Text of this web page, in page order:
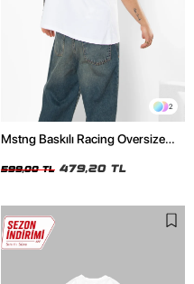
2
Mstng Baskılı Racing Oversize
599,00 TL 479,20 TL